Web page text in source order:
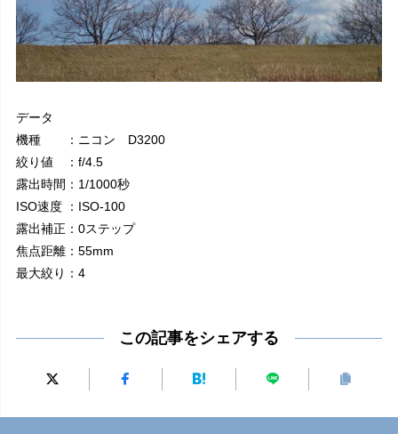
データ
機種 ：ニコン D3200
絞り値 ：f/4.5
露出時間：1/1000秒
ISO速度 ：ISO-100
露出補正：0ステップ
焦点距離：55mm
最大絞り：4
この記事をシェアする